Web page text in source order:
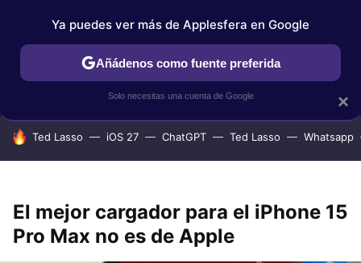
IPHONE TUTORIALES APPLESFERA SELECCIÓN
HOY SE HABLA DE
Ted Lasso iOS 27 ChatGPT Ted Lasso Whatsapp
El mejor cargador para el iPhone 15
Pro Max no es de Apple
×
Ya puedes ver más de Applesfera en Google
Añádenos como fuente preferida
Solo necesitas una cuenta de Google